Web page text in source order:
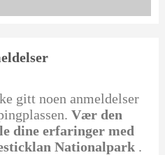
gitt noen anmeldelser
Vær den
dine erfaringer med
Nationalpark .